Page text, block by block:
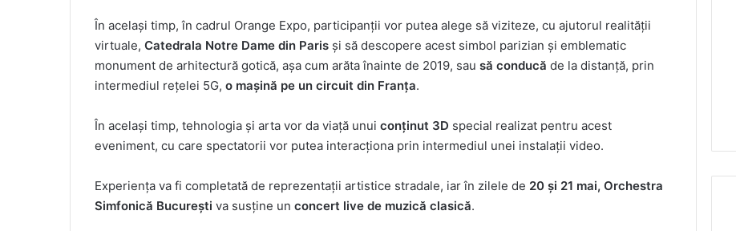
În același timp, în cadrul Orange Expo, participanții vor putea alege să viziteze, cu ajutorul realității
virtuale, Catedrala Notre Dame din Paris și să descopere acest simbol parizian și emblematic
monument de arhitectură gotică, așa cum arăta înainte de 2019, sau să conducă de la distanță, prin
intermediul rețelei 5G, o mașină pe un circuit din Franța.
În același timp, tehnologia și arta vor da viață unui conținut 3D special realizat pentru acest
eveniment, cu care spectatorii vor putea interacționa prin intermediul unei instalații video.
Experiența va fi completată de reprezentații artistice stradale, iar în zilele de 20 și 21 mai, Orchestra
Simfonică București va susține un concert live de muzică clasică.